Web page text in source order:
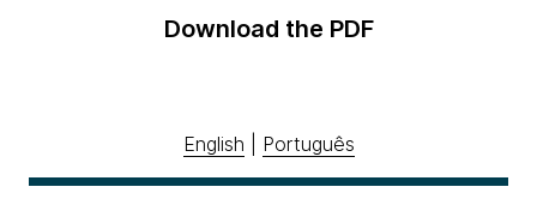
Download the PDF
English Português